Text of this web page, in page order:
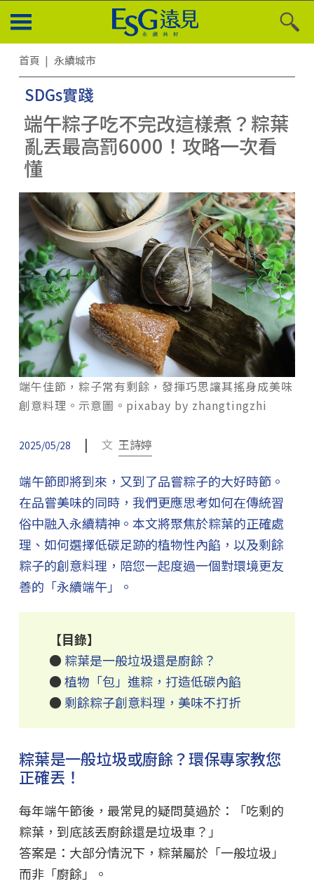
首頁 永續城市
SDGs實踐
端午粽子吃不完改這樣煮？粽葉
亂丟最高罰6000！攻略一次看
懂
端午佳節，粽子常有剩餘，發揮巧思讓其搖身成美味
創意料理。示意圖。pixabay by zhangtingzhi
2025/05/28 | 文 王詩婷
端午節即將到來，又到了品嘗粽子的大好時節。
在品嘗美味的同時，我們更應思考如何在傳統習
俗中融入永續精神。本文將聚焦於粽葉的正確處
理、如何選擇低碳足跡的植物性內餡，以及剩餘
粽子的創意料理，陪您一起度過一個對環境更友
善的「永續端午」。
【目錄】
● 粽葉是一般垃圾還是廚餘？
●植物「包」進粽，打造低碳內餡
● 剩餘粽子創意料理，美味不打折
粽葉是一般垃圾或廚餘？環保專家教您
正確丟！
每年端午節後，最常見的疑問莫過於：「吃剩的
粽葉，到底該丟廚餘還是垃圾車？」
答案是：大部分情況下，粽葉屬於「一般垃圾」
而非「廚餘」。